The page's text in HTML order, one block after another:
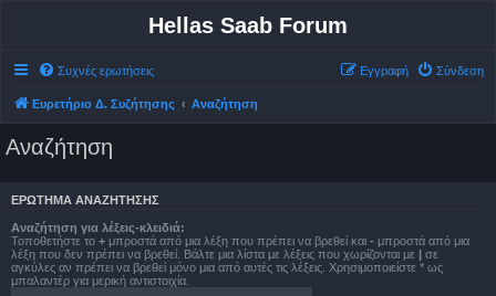
Hellas Saab Forum
Συχνές ερωτήσεις Σύνδεση
Εγγραφή
Ευρετήριο Δ. Συζήτησης Αναζήτηση
Αναζήτηση
ΕΡΏΤΗΜΑ ΑΝΑΖΉΤΗΣΗΣ
Αναζήτηση για λέξεις-κλειδιά:
Τοποθετήστε το + μπροστά από μια λέξη που πρέπει να βρεθεί και - μπροστά από μια
λέξη που δεν πρέπει να βρεθεί. Βάλτε μια λίστα με λέξεις που χωρίζονται με | σε
αγκύλες αν πρέπει να βρεθεί μόνο μια από αυτές τις λέξεις. Χρησιμοποιείστε * ως
μπαλαντέρ για μερική αντιστοιχία.